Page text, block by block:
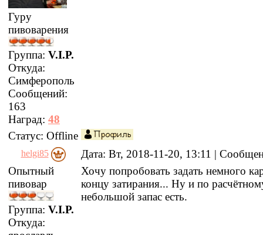
Гуру
пивоварения
Группа: V.I.P.
Откуда:
Симферополь
Сообщений:
163
Наград: 48
Статус: Offline
helgi85
Дата: Вт, 2018-11-20, 13:11 |
Опытный
пивовар
Группа: V.I.P.
Откуда:
Хочу попробовать задать немного
концу затирания... Ну и по
небольшой запас есть.